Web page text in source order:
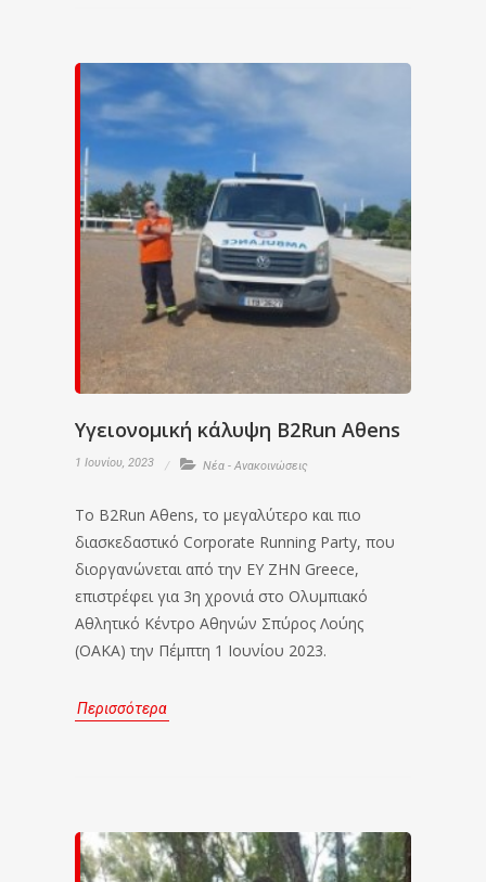
Υγειονομική κάλυψη B2Run Aθens
1 Ιουνίου, 2023 Νέα - Ανακοινώσεις
Το B2Run Aθens, το μεγαλύτερο και πιο
διασκεδαστικό Corporate Running Party, που
διοργανώνεται από την EY ZHN Greece,
επιστρέφει για 3η χρονιά στο Ολυμπιακό
Αθλητικό Κέντρο Αθηνών Σπύρος Λούης
(ΟΑΚΑ) την Πέμπτη 1 Ιουνίου 2023.
Περισσότερα